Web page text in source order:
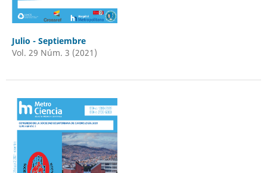
Julio - Septiembre
Vol. 29 Núm. 3 (2021)